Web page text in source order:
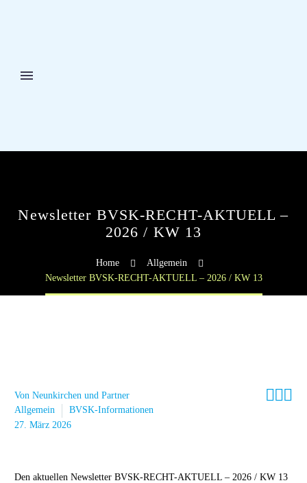
Newsletter BVSK-RECHT-AKTUELL –
2026 / KW 13
Home
Allgemein
Newsletter BVSK-RECHT-AKTUELL – 2026 / KW 13

Von Neunkirchen und Partner
Allgemein
BVSK-Informationen
27. März 2026
Den aktuellen Newsletter BVSK-RECHT-AKTUELL – 2026 / KW 13